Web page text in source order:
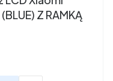
Z RAMKĄ